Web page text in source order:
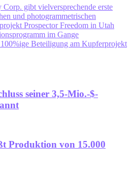
Corp. gibt vielversprechende erste
und photogrammetrischen
Prospector Freedom in Utah
im Gange
Beteiligung am Kupferprojekt
seiner 3,5-Mio.-$-
Produktion von 15.000